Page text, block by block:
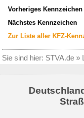
Vorheriges Kennzeichen
Nächstes Kennzeichen
Zur Liste aller KFZ-
Sie sind hier: STVA.de »